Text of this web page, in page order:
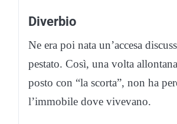
Diverbio
Ne era poi nata un’accesa
pestato. Così, una volta
posto con “la scorta”, non ha
l’immobile dove vivevano.